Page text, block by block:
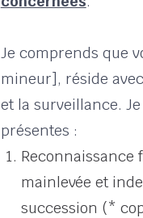
Je comprends que
mineur], réside
et la surveillance.
présentes :
mainlevée et
succession (*